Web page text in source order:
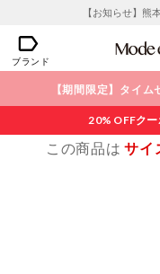
【お知らせ】熊
ブランド
【期間限定】タイ
20% OFFク
この商品はサイ